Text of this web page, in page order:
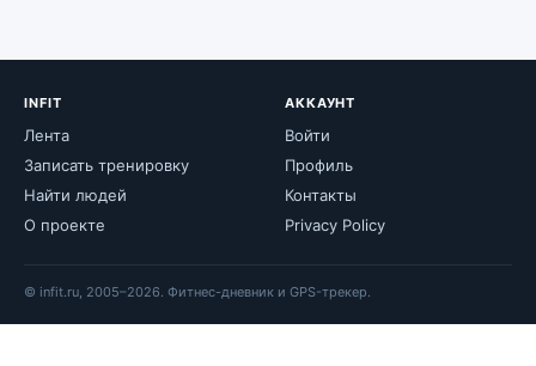
INFIT
Лента
Записать тренировку
Найти людей
О проекте
АККАУНТ
Войти
Профиль
Контакты
Privacy Policy
© infit.ru, 2005–2026. Фитнес-дневник и GPS-трекер.